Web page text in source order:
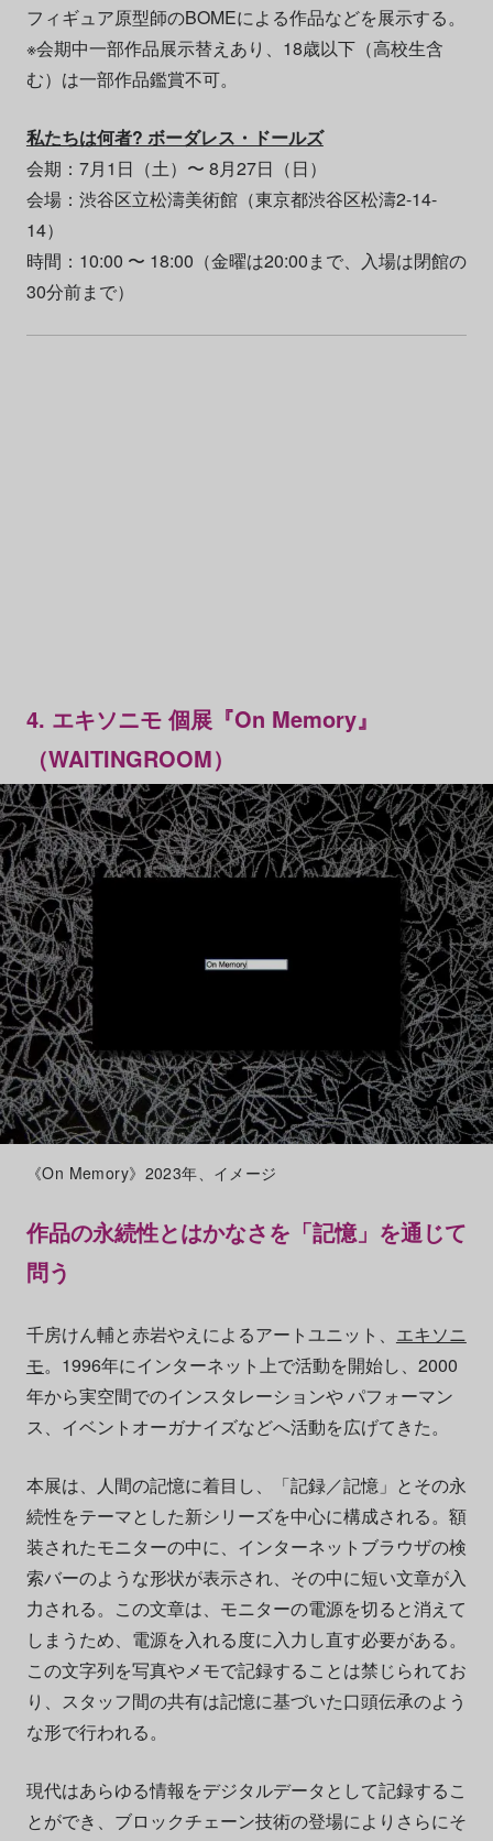
フィギュア原型師のBOMEによる作品などを展示する。
※会期中一部作品展示替えあり、18歳以下（高校生含
む）は一部作品鑑賞不可。
私たちは何者? ボーダレス・ドールズ
会期：7月1日（土）〜 8月27日（日）
会場：渋谷区立松濤美術館（東京都渋谷区松濤2-14-
14）
時間：10:00 〜 18:00（金曜は20:00まで、入場は閉館の
30分前まで）
4. エキソニモ 個展『On Memory』
（WAITINGROOM）
《On Memory》2023年、イメージ
作品の永続性とはかなさを「記憶」を通じて
問う
千房けん輔と赤岩やえによるアートユニット、 エキソニ
モ。1996年にインターネット上で活動を開始し、2000
年から実空間でのインスタレーションや パフォーマン
ス、イベントオーガナイズなどへ活動を広げてきた。
本展は、人間の記憶に着目し、「記録／記憶」とその永
続性をテーマとした新シリーズを中心に構成される。額
装されたモニターの中に、インターネットブラウザの検
索バーのような形状が表示され、その中に短い文章が入
力される。この文章は、モニターの電源を切ると消えて
しまうため、電源を入れる度に入力し直す必要がある。
この文字列を写真やメモで記録することは禁じられてお
り、スタッフ間の共有は記憶に基づいた口頭伝承のよう
な形で行われる。
現代はあらゆる情報をデジタルデータとして記録するこ
とができ、ブロックチェーン技術の登場によりさらにそ